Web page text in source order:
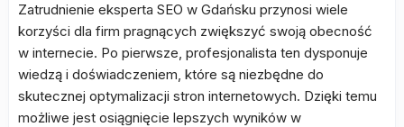
Zatrudnienie eksperta SEO w Gdańsku przynosi wiele
korzyści dla firm pragnących zwiększyć swoją obecność
w internecie. Po pierwsze, profesjonalista ten dysponuje
wiedzą i doświadczeniem, które są niezbędne do
skutecznej optymalizacji stron internetowych. Dzięki temu
możliwe jest osiągnięcie lepszych wyników w